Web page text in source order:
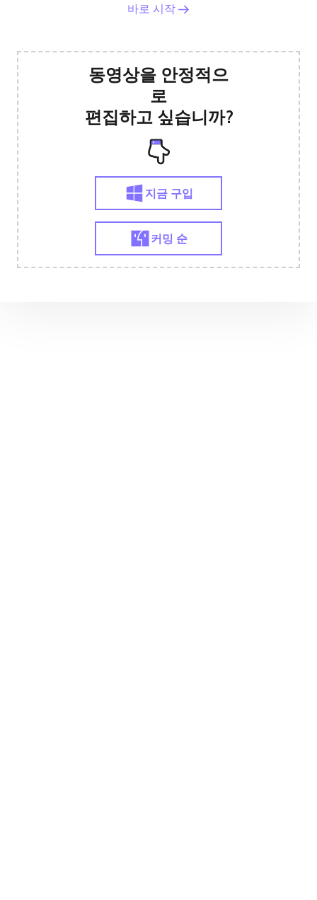
바로 시작
동영상을 안정적으
로
편집하고 싶습니까?
지금 구입
커밍 순